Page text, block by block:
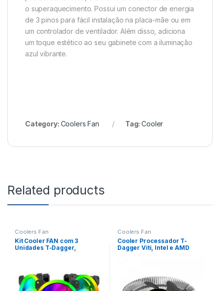
o superaquecimento. Possui um conector de energia
de 3 pinos para fácil instalação na placa-mãe ou em
um controlador de ventilador. Além disso, adiciona
um toque estético ao seu gabinete com a iluminação
azul vibrante.
Category: Coolers Fan Tag:Cooler
Related products
Coolers Fan
Kit Cooler FAN com 3
Unidades T-Dagger,
Coolers Fan
Cooler Processador T-
Dagger Viti, Intel e AMD